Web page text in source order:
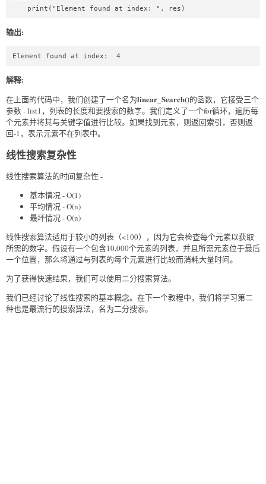
    print("Element found at index: ", res)
输出:
Element found at index:  4
解释:
在上面的代码中，我们创建了一个名为linear_Search()的函数，它接受三个
参数 - list1，列表的长度和要搜索的数字。我们定义了一个for循环，遍历每
个元素并将其与关键字值进行比较。如果找到元素，则返回索引，否则返
回-1，表示元素不在列表中。
线性搜索复杂性
线性搜索算法的时间复杂性 -
基本情况 - O(1)
平均情况 - O(n)
最坏情况 - O(n)
线性搜索算法适用于较小的列表（<100），因为它会检查每个元素以获取
所需的数字。假设有一个包含10,000个元素的列表，并且所需元素位于最后
一个位置，那么将通过与列表的每个元素进行比较而消耗大量时间。
为了获得快速结果，我们可以使用二分搜索算法。
我们已经讨论了线性搜索的基本概念。在下一个教程中，我们将学习第二
种也是最流行的搜索算法，名为二分搜索。